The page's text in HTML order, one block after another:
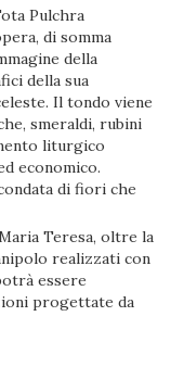
Pulchra
di somma
della
della sua
Il tondo viene
smeraldi, rubini
liturgico
economico.
di fiori che
Teresa, oltre la
realizzati con
essere
progettate da